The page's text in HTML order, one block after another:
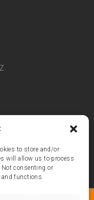
to store and/or
will allow us to process
consenting or
and functions.